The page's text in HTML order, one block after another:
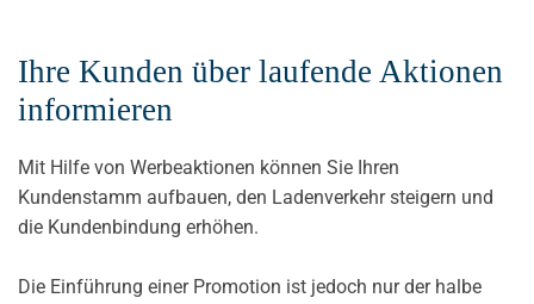
Ihre Kunden über laufende Aktionen
informieren
Mit Hilfe von Werbeaktionen können Sie Ihren
Kundenstamm aufbauen, den Ladenverkehr steigern und
die Kundenbindung erhöhen.
Die Einführung einer Promotion ist jedoch nur der halbe